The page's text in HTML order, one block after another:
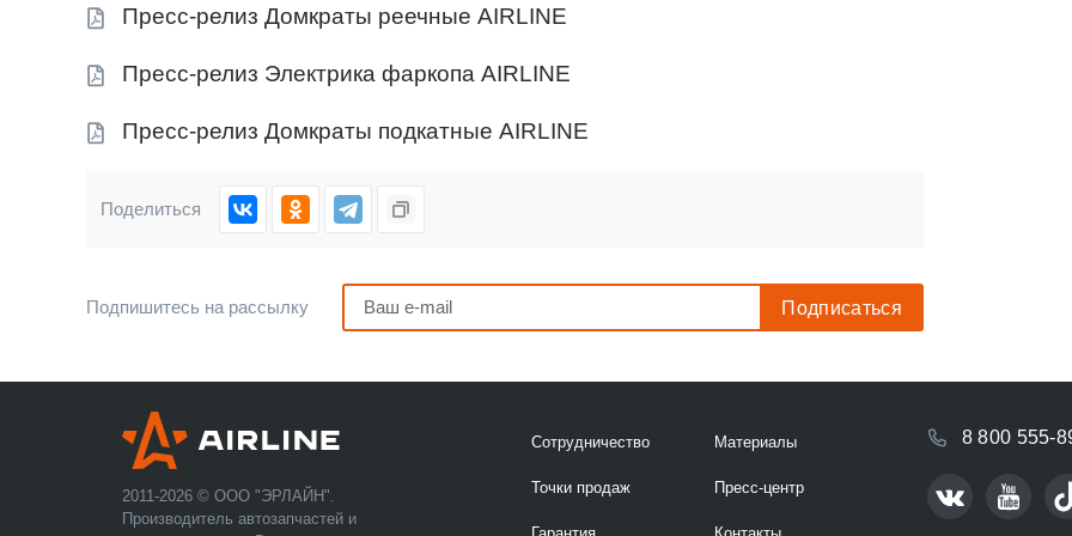
Пресс-релиз Домкраты реечные AIRLINE
Пресс-релиз Электрика фаркопа AIRLINE
Пресс-релиз Домкраты подкатные AIRLINE
Поделиться
Подпишитесь на рассылку
2011-2026 © ООО "ЭРЛАЙН".
Производитель автозапчастей и
Сотрудничество
Точки продаж
Материалы
Пресс-центр
8 800 555-